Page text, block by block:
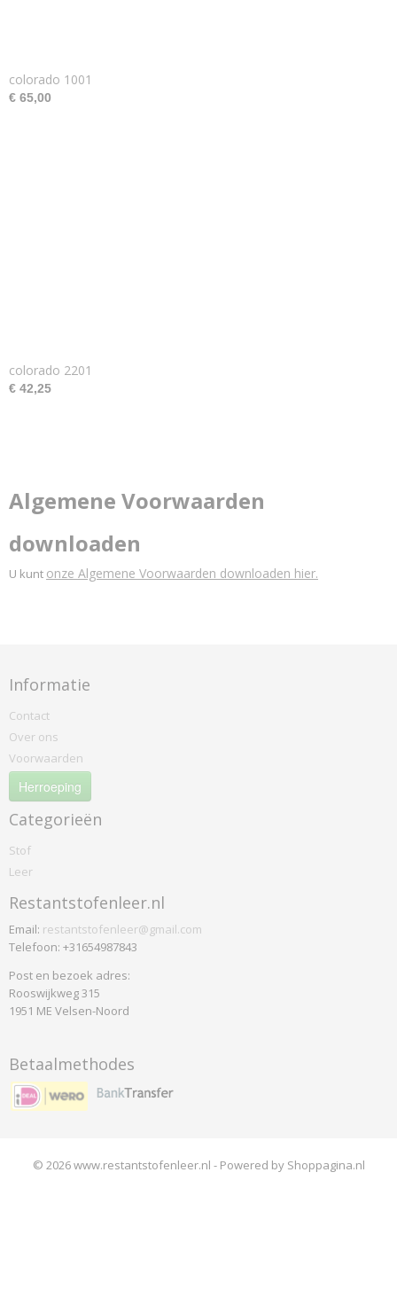
colorado 1001
€ 65,00
colorado 2201
€ 42,25
Algemene Voorwaarden
downloaden
U kunt onze Algemene Voorwaarden downloaden hier.
Informatie
Contact
Over ons
Voorwaarden
Herroeping
Categorieën
Stof
Leer
Restantstofenleer.nl
Email: restantstofenleer@gmail.com
Telefoon: +31654987843
Post en bezoek adres:
Rooswijkweg 315
1951 ME Velsen-Noord
Betaalmethodes
© 2026 www.restantstofenleer.nl - Powered by Shoppagina.nl